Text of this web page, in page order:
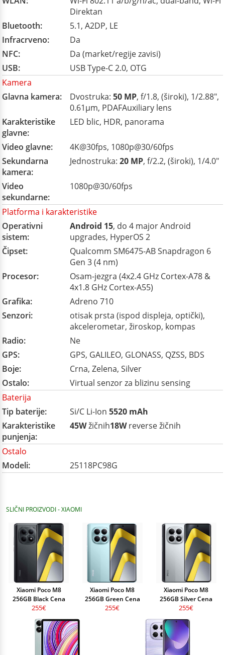
Direktan
Bluetooth:
5.1, A2DP, LE
Infracrveno:
Da
NFC:
Da (market/regije zavisi)
USB:
USB Type-C 2.0, OTG
Kamera
Glavna kamera:
Dvostruka: 50 MP, f/1.8, (široki), 1/2.88",
0.61µm, PDAFAuxiliary lens
Karakteristike
glavne:
LED blic, HDR, panorama
Video glavne:
4K@30fps, 1080p@30/60fps
Sekundarna
kamera:
Jednostruka: 20 MP, f/2.2, (široki), 1/4.0"
Video
sekundarne:
1080p@30/60fps
Platforma i karakteristike
Operativni
sistem:
Android 15, do 4 major Android
upgrades, HyperOS 2
Čipset:
Qualcomm SM6475-AB Snapdragon 6
Gen 3 (4 nm)
Procesor:
Osam-jezgra (4x2.4 GHz Cortex-A78 &
4x1.8 GHz Cortex-A55)
Grafika:
Adreno 710
Senzori:
otisak prsta (ispod displeja, optički),
akcelerometar, žiroskop, kompas
Radio:
Ne
GPS:
GPS, GALILEO, GLONASS, QZSS, BDS
Boje:
Crna, Zelena, Silver
Ostalo:
Virtual senzor za blizinu sensing
Baterija
Tip baterije:
Si/C Li-Ion 5520 mAh
Karakteristike
punjenja:
45Wžičnih18Wreverse žičnih
Ostalo
Modeli:
25118PC98G
SLIČNI PROIZVODI - XIAOMI
Xiaomi Poco M8
256GB Black Cena
255€
Xiaomi Poco M8
256GB Green Cena
255€
Xiaomi Poco M8
256GB Silver Cena
255€